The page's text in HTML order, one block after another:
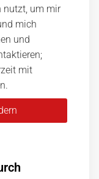
nutzt, um mir
mich
und
mit